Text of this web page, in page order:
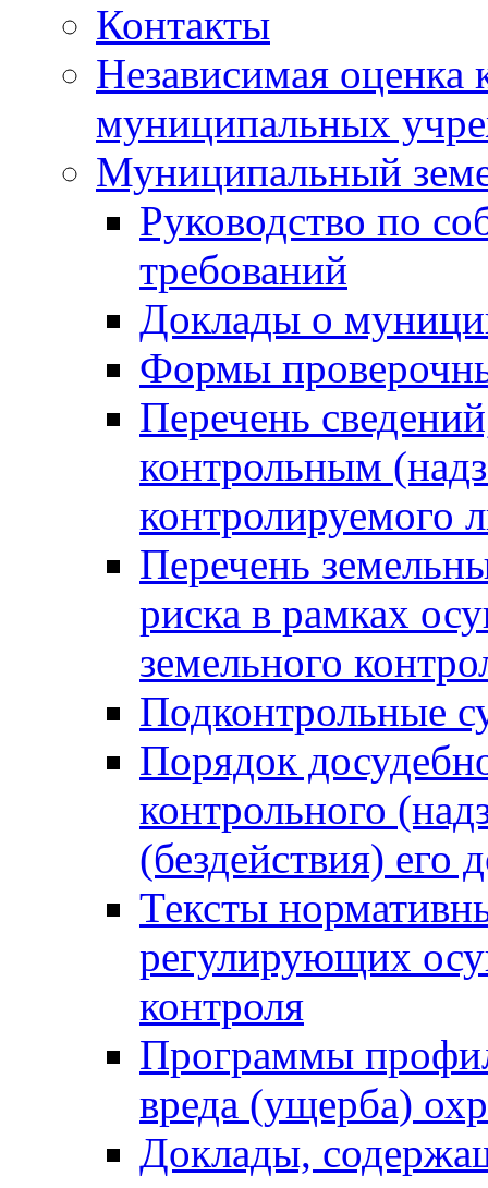
Контакты
Независимая оценка
муниципальных
Муниципальный
Руководство по
требований
Доклады о
Формы
Перечень
контрольным
контролируемого
Перечень
риска в рамках
земельного
Подконтрольные
Порядок
контрольного
(бездействия)
Тексты
регулирующих
контроля
Программы
вреда (ущерба)
Доклады,